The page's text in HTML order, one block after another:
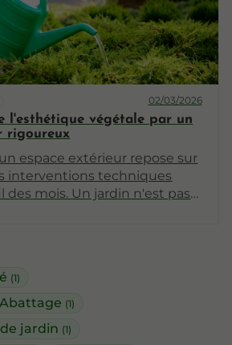
(1)
(1)
jardin (1)
02/03/2026
l'esthétique végétale par un
rigoureux
espace extérieur repose sur
interventions techniques
des mois. Un jardin n'est pas
entre les différentes
l'esthétique végétale par un
rigoureux garantit une mise